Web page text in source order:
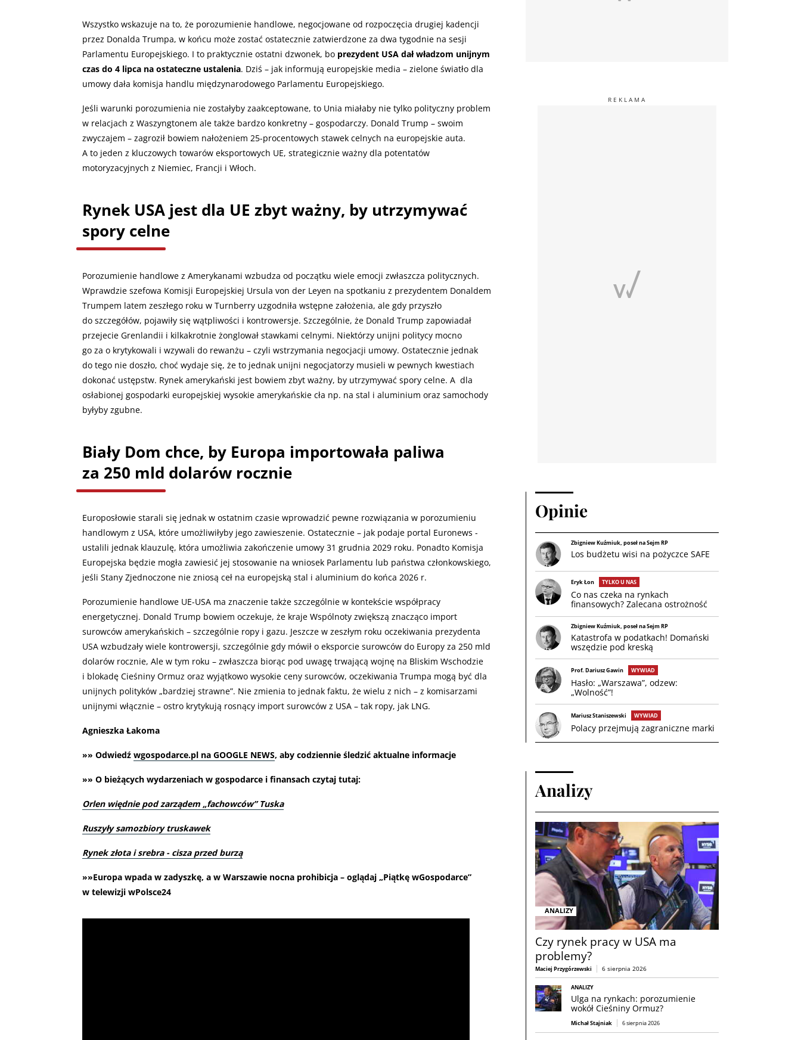
Wszystko wskazuje na to, że porozumienie handlowe, negocjowane od rozpoczęcia drugiej kadencji
przez Donalda Trumpa, w końcu może zostać ostatecznie zatwierdzone za dwa tygodnie na sesji
Parlamentu Europejskiego. I to praktycznie ostatni dzwonek, bo prezydent USA dał władzom unijnym
czas do 4 lipca na ostateczne ustalenia. Dziś – jak informują europejskie media – zielone światło dla
umowy dała komisja handlu międzynarodowego Parlamentu Europejskiego.
Jeśli warunki porozumienia nie zostałyby zaakceptowane, to Unia miałaby nie tylko polityczny problem
w relacjach z Waszyngtonem ale także bardzo konkretny – gospodarczy. Donald Trump – swoim
zwyczajem – zagroził bowiem nałożeniem 25-procentowych stawek celnych na europejskie auta.
A to jeden z kluczowych towarów eksportowych UE, strategicznie ważny dla potentatów
motoryzacyjnych z Niemiec, Francji i Włoch.
Rynek USA jest dla UE zbyt ważny, by utrzymywać
spory celne
Porozumienie handlowe z Amerykanami wzbudza od początku wiele emocji zwłaszcza politycznych.
Wprawdzie szefowa Komisji Europejskiej Ursula von der Leyen na spotkaniu z prezydentem Donaldem
Trumpem latem zeszłego roku w Turnberry uzgodniła wstępne założenia, ale gdy przyszło
do szczegółów, pojawiły się wątpliwości i kontrowersje. Szczególnie, że Donald Trump zapowiadał
przejecie Grenlandii i kilkakrotnie żonglował stawkami celnymi. Niektórzy unijni politycy mocno
go za o krytykowali i wzywali do rewanżu – czyli wstrzymania negocjacji umowy. Ostatecznie jednak
do tego nie doszło, choć wydaje się, że to jednak unijni negocjatorzy musieli w pewnych kwestiach
dokonać ustępstw. Rynek amerykański jest bowiem zbyt ważny, by utrzymywać spory celne. A dla
osłabionej gospodarki europejskiej wysokie amerykańskie cła np. na stal i aluminium oraz samochody
byłyby zgubne.
Biały Dom chce, by Europa importowała paliwa
za 250 mld dolarów rocznie
Europosłowie starali się jednak w ostatnim czasie wprowadzić pewne rozwiązania w porozumieniu
handlowym z USA, które umożliwiłyby jego zawieszenie. Ostatecznie – jak podaje portal Euronews -
ustalili jednak klauzulę, która umożliwia zakończenie umowy 31 grudnia 2029 roku. Ponadto Komisja
Europejska będzie mogła zawiesić jej stosowanie na wniosek Parlamentu lub państwa członkowskiego,
jeśli Stany Zjednoczone nie zniosą ceł na europejską stal i aluminium do końca 2026 r.
Porozumienie handlowe UE-USA ma znaczenie także szczególnie w kontekście współpracy
energetycznej. Donald Trump bowiem oczekuje, że kraje Wspólnoty zwiększą znacząco import
surowców amerykańskich – szczególnie ropy i gazu. Jeszcze w zeszłym roku oczekiwania prezydenta
USA wzbudzały wiele kontrowersji, szczególnie gdy mówił o eksporcie surowców do Europy za 250 mld
dolarów rocznie, Ale w tym roku – zwłaszcza biorąc pod uwagę trwającą wojnę na Bliskim Wschodzie
i blokadę Cieśniny Ormuz oraz wyjątkowo wysokie ceny surowców, oczekiwania Trumpa mogą być dla
unijnych polityków „bardziej strawne”. Nie zmienia to jednak faktu, że wielu z nich – z komisarzami
unijnymi włącznie – ostro krytykują rosnący import surowców z USA – tak ropy, jak LNG.
Agnieszka Łakoma
»» Odwiedź wgospodarce.pl na GOOGLE NEWS, aby codziennie śledzić aktualne informacje
»» O bieżących wydarzeniach w gospodarce i finansach czytaj tutaj:
Orlen więdnie pod zarządem „fachowców” Tuska
Ruszyły samozbiory truskawek
Rynek złota i srebra - cisza przed burzą
»»Europa wpada w zadyszkę, a w Warszawie nocna prohibicja – oglądaj „Piątkę wGospodarce”
w telewizji wPolsce24
Opinie
Zbigniew Kuźmiuk, poseł na Sejm RP
Los budżetu wisi na pożyczce SAFE
Eryk Łon TYLKO U NAS
Co nas czeka na rynkach
finansowych? Zalecana ostrożność
Zbigniew Kuźmiuk, poseł na Sejm RP
Katastrofa w podatkach! Domański
wszędzie pod kreską
Prof. Dariusz Gawin WYWIAD
Hasło: „Warszawa”, odzew:
„Wolność”!
Mariusz Staniszewski WYWIAD
Polacy przejmują zagraniczne marki
Analizy
ANALIZY
Czy rynek pracy w USA ma
problemy?
Maciej Przygórzewski 6 sierpnia 2026
ANALIZY
Ulga na rynkach: porozumienie
wokół Cieśniny Ormuz?
Michał Stajniak 6 sierpnia 2026